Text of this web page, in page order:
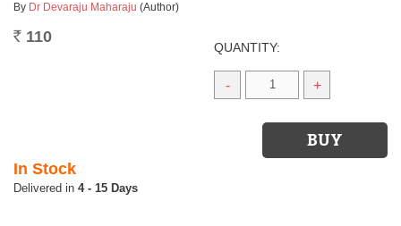
By Dr Devaraju Maharaju (Author)
Rs. 110
QUANTITY:
- +
In Stock
4 - 15 Days